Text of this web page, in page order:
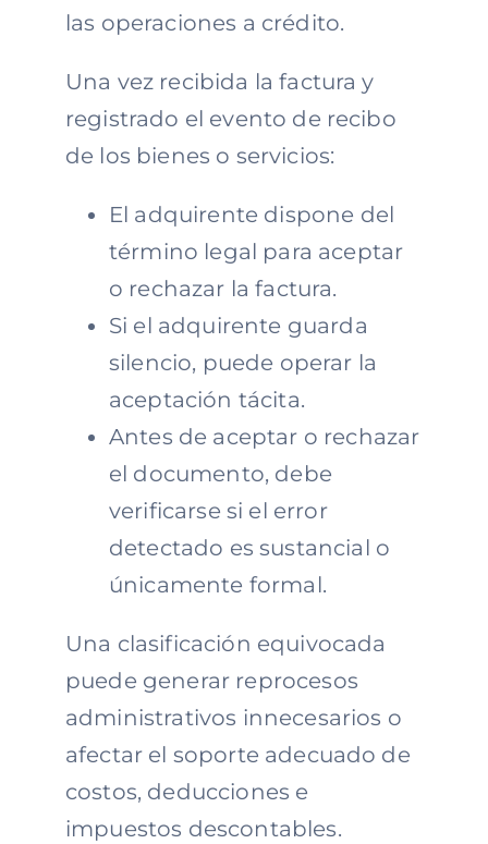
las operaciones a crédito.
Una vez recibida la factura y
registrado el evento de recibo
de los bienes o servicios:
El adquirente dispone del
término legal para aceptar
o rechazar la factura.
Si el adquirente guarda
silencio, puede operar la
aceptación tácita.
Antes de aceptar o rechazar
el documento, debe
verificarse si el error
detectado es sustancial o
únicamente formal.
Una clasificación equivocada
puede generar reprocesos
administrativos innecesarios o
afectar el soporte adecuado de
costos, deducciones e
impuestos descontables.